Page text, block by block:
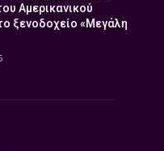
Αμερικανικού
ξενοδοχείο «Μεγάλη